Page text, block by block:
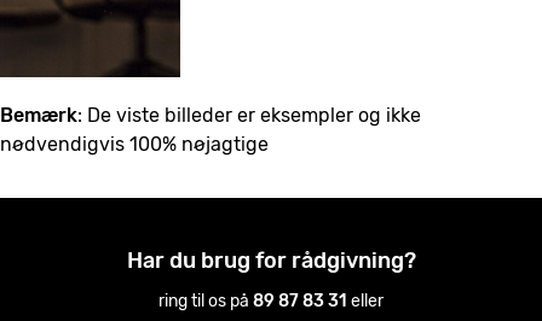
Bemærk: De viste billeder er eksempler og ikke
nødvendigvis 100% nøjagtige
Har du brug for rådgivning?
ring til os på 89 87 83 31 eller